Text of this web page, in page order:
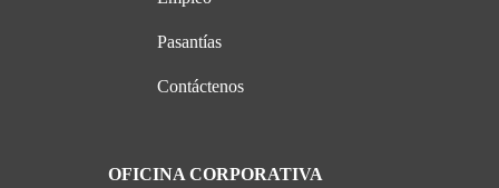
Pasantías
Contáctenos
OFICINA CORPORATIVA